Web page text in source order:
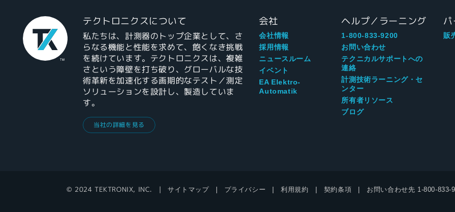
テクトロニクスについて
私たちは、計測器のトップ企業として、さ
らなる機能と性能を求めて、飽くなき挑戦
を続けています。テクトロニクスは、複雑
さという障壁を打ち破り、グローバルな技
術革新を加速化する画期的なテスト／測定
ソリューションを設計し、製造していま
す。
当社の詳細を見る
会社
会社情報
採用情報
ニュースルーム
イベント
EA Elektro-
Automatik
ヘルプ／ラーニング
1-800-833-9200
お問い合わせ
テクニカルサポートへの
連絡
計測技術ラーニング・セ
ンター
所有者リソース
ブログ
販
© 2024 TEKTRONIX, INC. サイトマップ プライバシー 利用規約 契約条項 お問い合わせ先 1-800-833-